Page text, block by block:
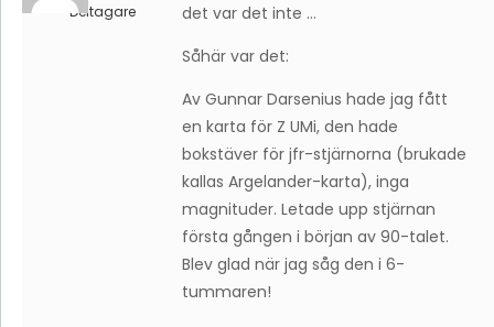
Deltagare
det var det inte …
Såhär var det:
Av Gunnar Darsenius hade jag fått
en karta för Z UMi, den hade
bokstäver för jfr-stjärnorna (brukade
kallas Argelander-karta), inga
magnituder. Letade upp stjärnan
första gången i början av 90-talet.
Blev glad när jag såg den i 6-
tummaren!